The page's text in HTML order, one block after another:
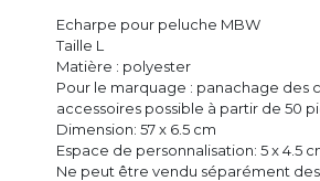
Echarpe pour peluche MBW
Taille L
Matière : polyester
Pour le marquage : panachage des
accessoires possible à partir de 50
Dimension: 57 x 6.5 cm
Espace de personnalisation: 5 x 4.5
Ne peut être vendu séparément